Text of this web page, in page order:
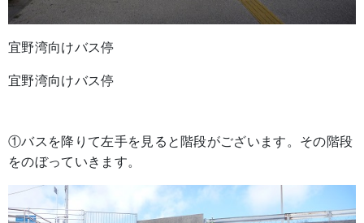
宜野湾向けバス停
宜野湾向けバス停
①バスを降りて左手を見ると階段がございます。その階段
をのぼっていきます。